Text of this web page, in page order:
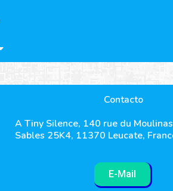
Contacto
A Tiny Silence, 140 rue du
Sables 25K4, 11370 Leucate,
E-Mail